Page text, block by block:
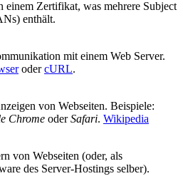
einem Zertifikat, was mehrere Subject
enthält.
mit einem Web Server.
odercURL.
von Webseiten. Beispiele:
Chrome oderSafari. Wikipedia
von Webseiten (oder, als
des Server-Hostings selber).